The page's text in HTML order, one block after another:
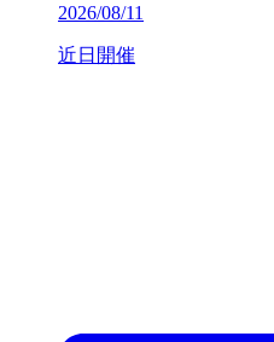
2026/08/11
近日開催